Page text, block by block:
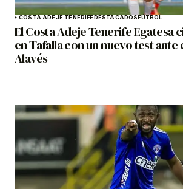
COSTA ADEJE TENERIFEDESTACADOSFÚTBOL
El Costa Adeje Tenerife Egatesa
en Tafalla con un nuevo test
Alavés